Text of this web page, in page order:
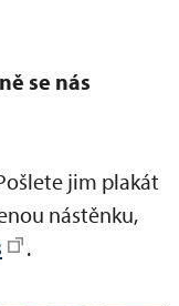
se nás
jim plakát
nástěnku,
.